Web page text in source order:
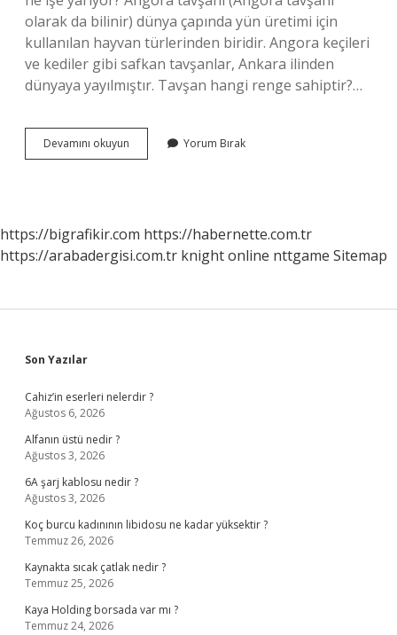
olarak da bilinir) dünya çapında yün üretimi için
kullanılan hayvan türlerinden biridir. Angora keçileri
ve kediler gibi safkan tavşanlar, Ankara ilinden
dünyaya yayılmıştır. Tavşan hangi renge sahiptir?…
Devamını okuyun
Tavşanı
Yorum Bırak
https://bigrafikir.com https://habernette.com.tr
https://arabadergisi.com.tr knight online nttgame Sitemap
Sidebar
Son Yazılar
Cahiz’in eserleri nelerdir ?
Ağustos 6, 2026
Alfanın üstü nedir ?
Ağustos 3, 2026
6A şarj kablosu nedir ?
Ağustos 3, 2026
Koç burcu kadınının libidosu ne kadar yüksektir ?
Temmuz 26, 2026
Kaynakta sıcak çatlak nedir ?
Temmuz 25, 2026
Kaya Holding borsada var mı ?
Temmuz 24, 2026